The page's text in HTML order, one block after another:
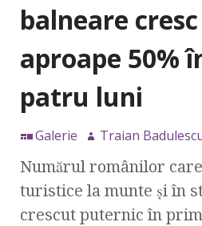
balneare
aproape 50%
patru luni
Galerie Traian
Numărul românilor
turistice la munte și în
crescut puternic în